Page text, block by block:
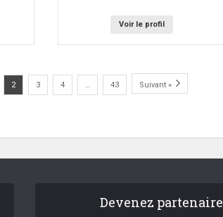
Voir le profil
2 3 4 … 43 Suivant »
Devenez partenaire